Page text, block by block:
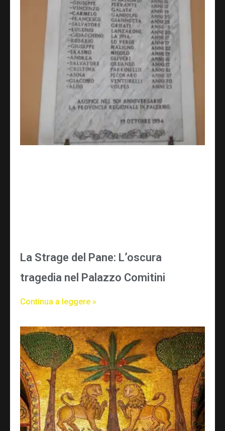
La Strage del Pane: L’oscura
tragedia nel Palazzo Comitini
Continua a leggere »